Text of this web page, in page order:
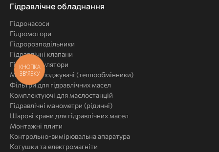
Комплексні
Гідравлічне обладнання
Гідронасоси
Гідромотори
Гідророзподільники
Гідравлічні клапани
Гідроакумулятори
Маслоохолоджувачі (теплообмінники)
Фільтри для гідравлічних масел
Комплектуючі для маслостанцій
Гідравлічні манометри (рідинні)
Шарові крани для гідравлічних масел
Монтажні плити
Контрольно-вимірювальна апаратура
Котушки та електромагніти
КНОПКА
ЗВ'ЯЗКУ